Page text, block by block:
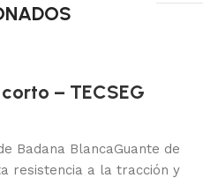
– TECSEG
Badana BlancaGuante de
resistencia a la tracción y